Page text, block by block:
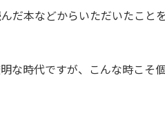
だ本などからいただいたことを
な時代ですが、こんな時こそ